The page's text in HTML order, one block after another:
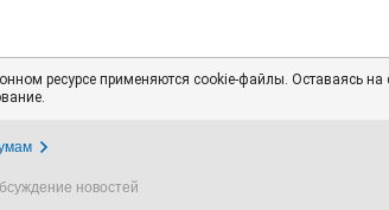
ресурсе применяются cookie-файлы. Оставаясь на
новостей